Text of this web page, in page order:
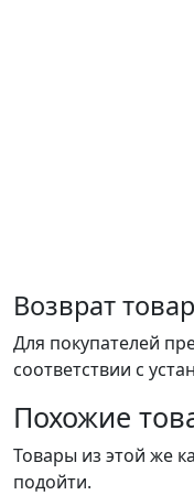
Возврат
Для покупателей
соответствии с
Похожие
Товары из этой же
подойти.